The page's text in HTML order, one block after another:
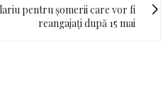
pentru șomerii care vor fi
reangajați după 15 mai